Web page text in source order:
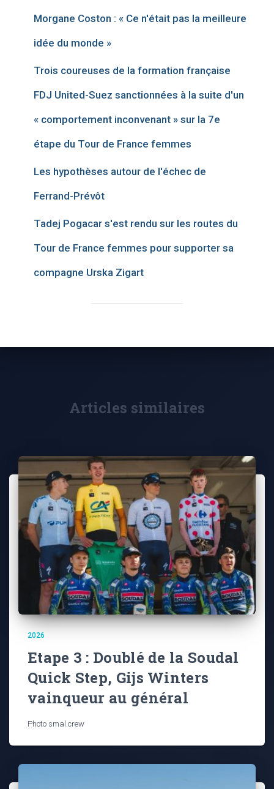
Morgane Coston : « Ce n'était pas la meilleure
idée du monde »
Trois coureuses de la formation française
FDJ United-Suez sanctionnées à la suite d'un
« comportement inconvenant » sur la 7e
étape du Tour de France femmes
Les hypothèses autour de l'échec de
Ferrand-Prévôt
Tadej Pogacar s'est rendu sur les routes du
Tour de France femmes pour supporter sa
compagne Urska Zigart
Articles similaires
2026
Etape 3 : Doublé de la Soudal
Quick Step, Gijs Winters
vainqueur au général
Photo smal.crew